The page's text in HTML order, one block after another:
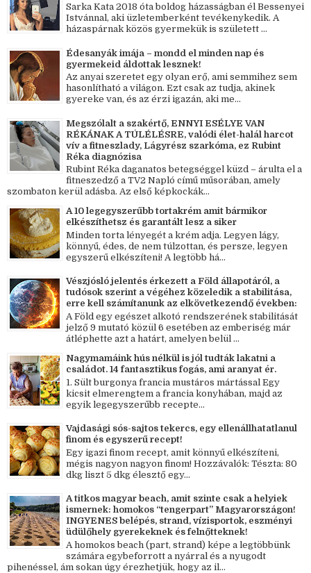
Sarka Kata 2018 óta boldog házasságban él Bessenyei
Istvánnal, aki üzletemberként tevékenykedik. A
házaspárnak közös gyermekük is született ...
Édesanyák imája – mondd el minden nap és
gyermekeid áldottak lesznek!
Az anyai szeretet egy olyan erő, ami semmihez sem
hasonlítható a világon. Ezt csak az tudja, akinek
gyereke van, és az érzi igazán, aki me...
Megszólalt a szakértő, ENNYI ESÉLYE VAN
RÉKÁNAK A TÚLÉLÉSRE, valódi élet-halál harcot
vív a fitneszlady, Lágyrész szarkóma, ez Rubint
Réka diagnózisa
Rubint Réka daganatos betegséggel küzd – árulta el a
fitneszedző a TV2 Napló című műsorában, amely
szombaton kerül adásba. Az első képkockák...
A 10 legegyszerűbb tortakrém amit bármikor
elkészíthetsz és garantált lesz a siker
Minden torta lényegét a krém adja. Legyen lágy,
könnyű, édes, de nem túlzottan, és persze, legyen
egyszerű elkészíteni! A legtöbb há...
Vészjósló jelentés érkezett a Föld állapotáról, a
tudósok szerint a végéhez közeledik a stabilitása,
erre kell számítanunk az elkövetkezendő években:
A Föld egy egészet alkotó rendszerének stabilitását
jelző 9 mutató közül 6 esetében az emberiség már
átléphette azt a határt, amelyen belül ...
Nagymamáink hús nélkül is jól tudták lakatni a
családot. 14 fantasztikus fogás, ami aranyat ér.
1. Sült burgonya francia mustáros mártással Egy
kicsit elmerengtem a francia konyhában, majd az
egyik legegyszerűbb recepte...
Vajdasági sós-sajtos tekercs, egy ellenállhatatlanul
finom és egyszerű recept!
Egy igazi finom recept, amit könnyű elkészíteni,
mégis nagyon nagyon finom! Hozzávalók: Tészta: 80
dkg liszt 5 dkg élesztő egy...
A titkos magyar beach, amit szinte csak a helyiek
ismernek: homokos “tengerpart” Magyarországon!
INGYENES belépés, strand, vízisportok, eszményi
üdülőhely gyerekeknek és felnőtteknek!
A homokos beach (part, strand) képe a legtöbbünk
számára egybeforrott a nyárral és a nyugodt
pihenéssel, ám sokan úgy érezhetjük, hogy az il...